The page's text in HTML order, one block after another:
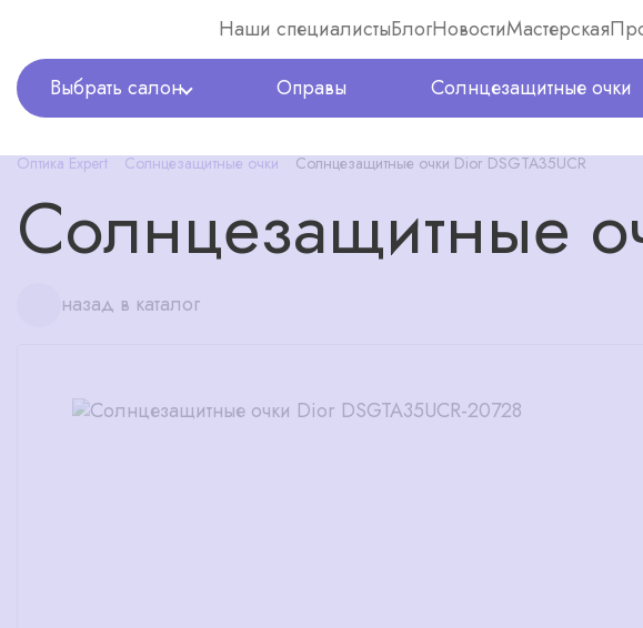
Наши специалистыБлогНовостиМастерская
Выбрать салон Оправы Солнцезащитные очки
Оптика Expert Солнцезащитные очки Солнцезащитные очки Dior DSGTA35UCR
Солнцезащитные
назад в каталог